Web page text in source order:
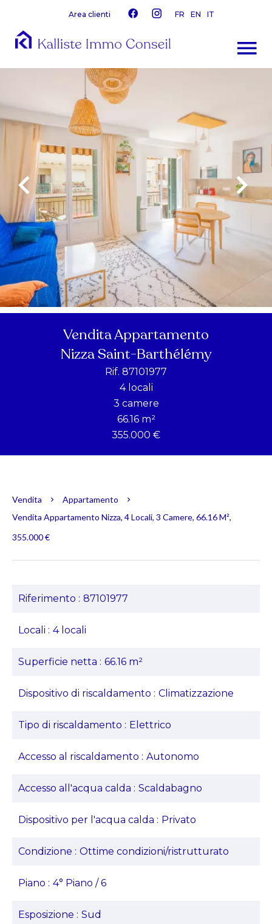
Area clienti FR EN IT
Vendita Appartamento
Nizza Saint-Barthélémy
Rif. 87101977
4 locali
3 camere
66.16 m²
355.000 €
Vendita
Appartamento
Vendita Appartamento Nizza, 4 Locali, 3 Camere, 66.16 M²,
355.000 €
Riferimento 87101977
Locali 4 locali
Superficie netta 66.16 m²
Dispositivo di riscaldamento Climatizzazione
Tipo di riscaldamento Elettrico
Accesso al riscaldamento Autonomo
Accesso all'acqua calda Scaldabagno
Dispositivo per l'acqua calda Privato
Condizione Ottime condizioni/ristrutturato
Piano 4° Piano / 6
Esposizione Sud